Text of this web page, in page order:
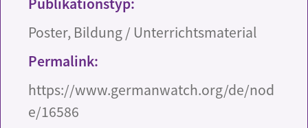
Poster, Bildung / Unterrichtsmaterial
Permalink:
https://www.germanwatch.org/de/nod
e/16586